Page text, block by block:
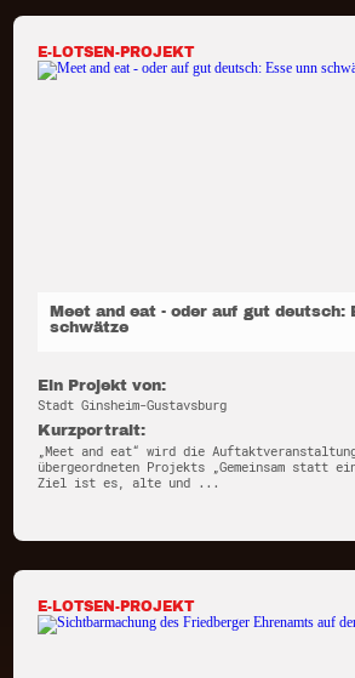
E-LOTSEN-PROJEKT
Meet and eat - oder auf gut deutsch:
schwätze
Ein Projekt von:
Stadt Ginsheim-Gustavsburg
Kurzportrait:
„Meet and eat“ wird die
übergeordneten Projekts „Gemeinsam statt
Ziel ist es, alte und ...
E-LOTSEN-PROJEKT